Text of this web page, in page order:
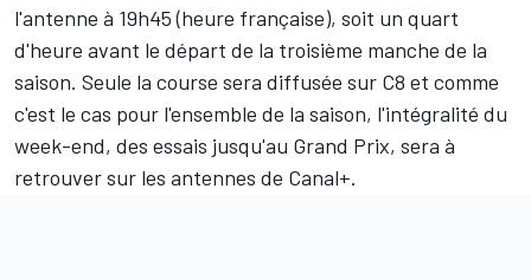
l'antenne à 19h45 (heure française), soit un quart
d'heure avant le départ de la troisième manche de la
saison. Seule la course sera diffusée sur C8 et comme
c'est le cas pour l'ensemble de la saison, l'intégralité du
week-end, des essais jusqu'au Grand Prix, sera à
retrouver sur les antennes de Canal+.